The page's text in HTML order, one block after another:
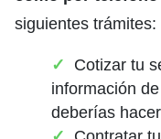
siguientes trámites:
Cotizar tu
información
deberías